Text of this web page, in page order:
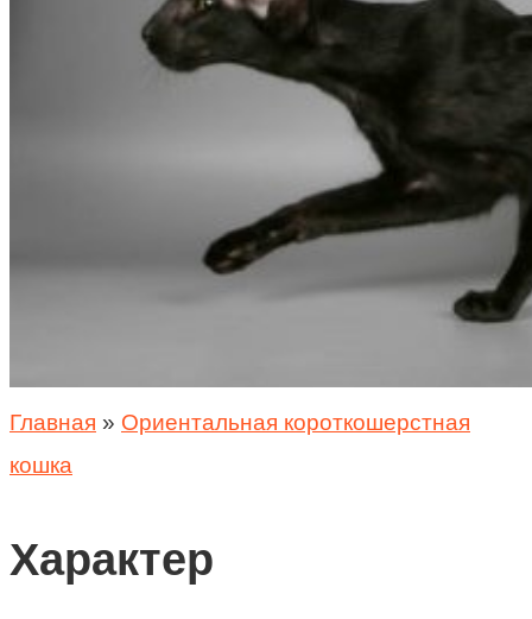
Главная » Ориентальная короткошерстная
кошка
Характер